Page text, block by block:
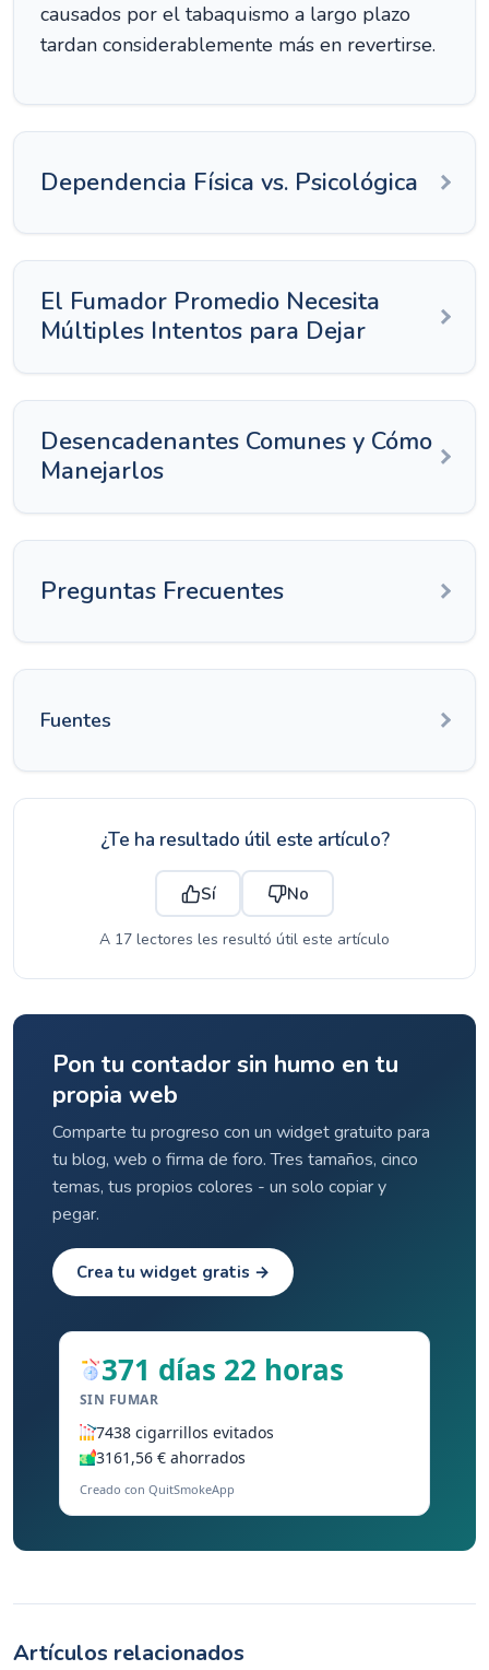
causados por el tabaquismo a largo plazo
tardan considerablemente más en revertirse.
Dependencia Física vs. Psicológica
El Fumador Promedio Necesita
Múltiples Intentos para Dejar
Desencadenantes Comunes y Cómo
Manejarlos
Preguntas Frecuentes
Fuentes
¿Te ha resultado útil este artículo?
Sí No
A 17 lectores les resultó útil este artículo
Pon tu contador sin humo en tu
propia web
Comparte tu progreso con un widget gratuito para
tu blog, web o firma de foro. Tres tamaños, cinco
temas, tus propios colores - un solo copiar y
pegar.
Crea tu widget gratis →
371 días 22 horas
SIN FUMAR
7438 cigarrillos evitados
3161,56 € ahorrados
Creado con QuitSmokeApp
Artículos relacionados